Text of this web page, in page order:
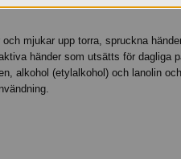
mjukar upp torra, spruckna
händer som utsätts för dagliga
alkohol (etylalkohol) och lanolin och